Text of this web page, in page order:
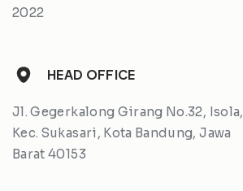
2022
HEAD OFFICE
Jl. Gegerkalong Girang No.32, Isola,
Kec. Sukasari, Kota Bandung, Jawa
Barat 40153